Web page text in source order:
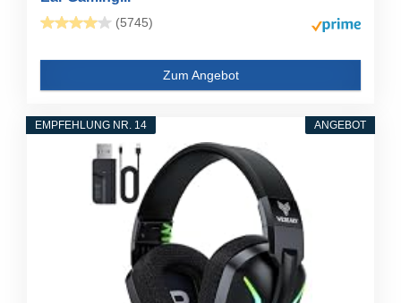
(5745)
Zum Angebot
ANGEBOT
EMPFEHLUNG NR. 14